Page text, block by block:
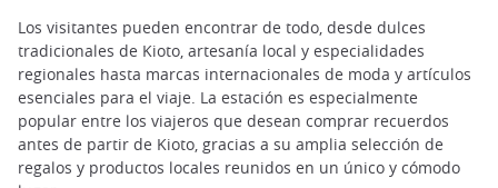
Los visitantes pueden encontrar de todo, desde dulces
tradicionales de Kioto, artesanía local y especialidades
regionales hasta marcas internacionales de moda y artículos
esenciales para el viaje. La estación es especialmente
popular entre los viajeros que desean comprar recuerdos
antes de partir de Kioto, gracias a su amplia selección de
regalos y productos locales reunidos en un único y cómodo